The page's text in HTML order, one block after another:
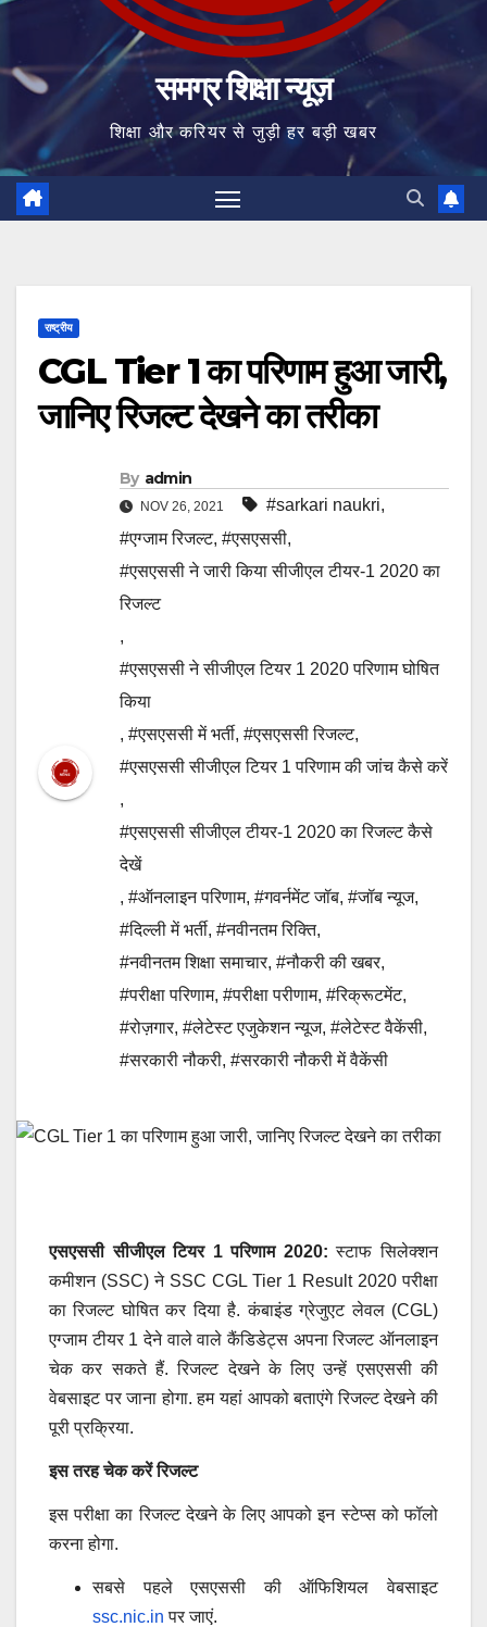
समग्र शिक्षा न्यूज़
शिक्षा और करियर से जुड़ी हर बड़ी खबर
राष्ट्रीय
CGL Tier 1 का परिणाम हुआ जारी,
जानिए रिजल्ट देखने का तरीका
By admin
NOV 26, 2021 #sarkari naukri,
#एग्जाम रिजल्ट, #एसएससी,
#एसएससी ने जारी किया सीजीएल टीयर-1 2020 का
रिजल्ट
,
#एसएससी ने सीजीएल टियर 1 2020 परिणाम घोषित
किया
, #एसएससी में भर्ती, #एसएससी रिजल्ट,
#एसएससी सीजीएल टियर 1 परिणाम की जांच कैसे करें
,
#एसएससी सीजीएल टीयर-1 2020 का रिजल्ट कैसे
देखें
, #ऑनलाइन परिणाम, #गवर्नमेंट जॉब, #जॉब न्यूज,
#दिल्ली में भर्ती, #नवीनतम रिक्ति,
#नवीनतम शिक्षा समाचार, #नौकरी की खबर,
#परीक्षा परिणाम, #परीक्षा परीणाम, #रिक्रूटमेंट,
#रोज़गार, #लेटेस्ट एजुकेशन न्यूज, #लेटेस्ट वैकेंसी,
#सरकारी नौकरी, #सरकारी नौकरी में वैकेंसी
एसएससी सीजीएल टियर 1 परिणाम 2020: स्टाफ सिलेक्शन
कमीशन (SSC) ने SSC CGL Tier 1 Result 2020 परीक्षा
का रिजल्ट घोषित कर दिया है. कंबाइंड ग्रेजुएट लेवल (CGL)
एग्जाम टीयर 1 देने वाले वाले कैंडिडेट्स अपना रिजल्ट ऑनलाइन
चेक कर सकते हैं. रिजल्ट देखने के लिए उन्हें एसएससी की
वेबसाइट पर जाना होगा. हम यहां आपको बताएंगे रिजल्ट देखने की
पूरी प्रक्रिया.
इस तरह चेक करें रिजल्ट
इस परीक्षा का रिजल्ट देखने के लिए आपको इन स्टेप्स को फॉलो
करना होगा.
सबसे पहले एसएससी की ऑफिशियल वेबसाइट
ssc.nic.in पर जाएं.